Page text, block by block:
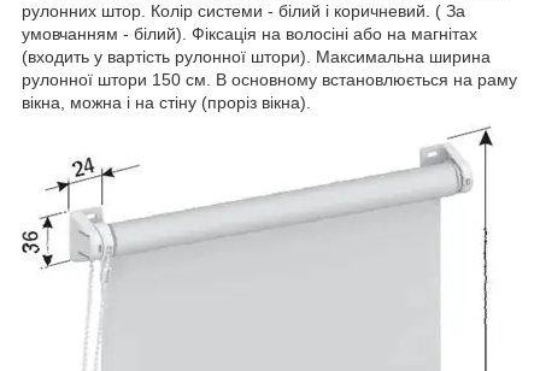
рулонних штор. Колір системи - білий і коричневий. ( За
умовчанням - білий). Фіксація на волосіні або на магнітах
(входить у вартість рулонної штори). Максимальна ширина
рулонної штори 150 см. В основному встановлюється на раму
вікна, можна і на стіну (проріз вікна).